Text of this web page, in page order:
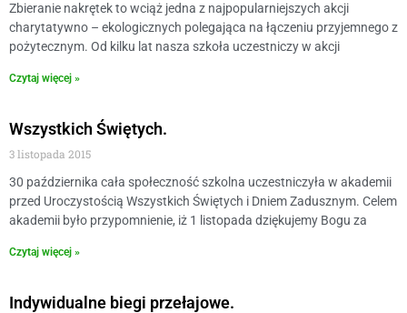
Zbieranie nakrętek to wciąż jedna z najpopularniejszych akcji
charytatywno – ekologicznych polegająca na łączeniu przyjemnego z
pożytecznym. Od kilku lat nasza szkoła uczestniczy w akcji
Czytaj więcej »
Wszystkich Świętych.
3 listopada 2015
30 października cała społeczność szkolna uczestniczyła w akademii
przed Uroczystością Wszystkich Świętych i Dniem Zadusznym. Celem
akademii było przypomnienie, iż 1 listopada dziękujemy Bogu za
Czytaj więcej »
Indywidualne biegi przełajowe.